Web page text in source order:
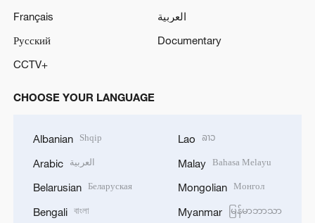
Français
العربية
Русский
Documentary
CCTV+
CHOOSE YOUR LANGUAGE
Albanian Shqip
Arabic العربية
Belarusian Беларуская
Bengali বাংলা
Lao ລາວ
Malay Bahasa Melayu
Mongolian Монгол
Myanmar မြန်မာဘာသာ